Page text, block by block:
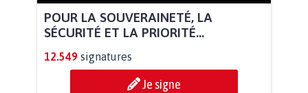
POUR LA SOUVERAINETÉ, LA
SÉCURITÉ ET LA PRIORITÉ...
12.549 signatures
Je signe